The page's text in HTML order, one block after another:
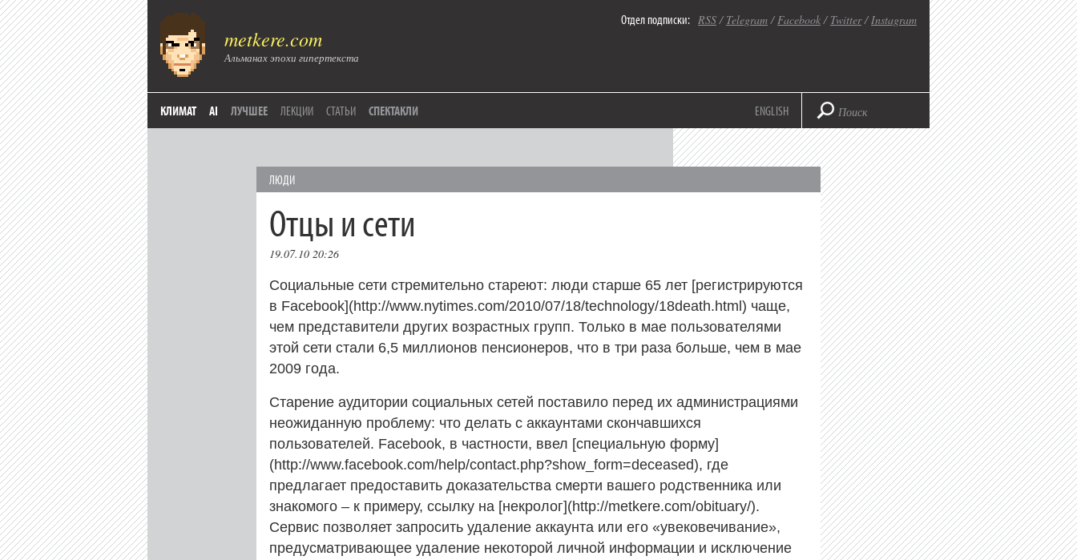
metkere.com
Альманах эпохи гипертекста
Отдел подписки: RSS/ Telegram/Facebook/ Twitter/Instagram
КЛИМАТ AI ЛУЧШЕЕ ЛЕКЦИИ СТАТЬИ СПЕКТАКЛИ ENGLISH
ЛЮДИ
Отцы и сети
19.07.10 20:26
Социальные сети стремительно стареют: люди старше 65 лет [регистрируются
в Facebook](http://www.nytimes.com/2010/07/18/technology/18death.html) чаще,
чем представители других возрастных групп. Только в мае пользователями
этой сети стали 6,5 миллионов пенсионеров, что в три раза больше, чем в мае
2009 года.
Старение аудитории социальных сетей поставило перед их администрациями
неожиданную проблему: что делать с аккаунтами скончавшихся
пользователей. Facebook, в частности, ввел [специальную форму]
(http://www.facebook.com/help/contact.php?show_form=deceased), где
предлагает предоставить доказательства смерти вашего родственника или
знакомого – к примеру, ссылку на [некролог](http://metkere.com/obituary/).
Сервис позволяет запросить удаление аккаунта или его «увековечивание»,
предусматривающее удаление некоторой личной информации и исключение